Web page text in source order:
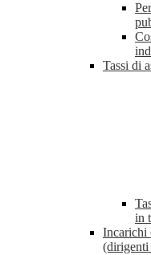
Tassi di
in
Incarichi
(dirigenti